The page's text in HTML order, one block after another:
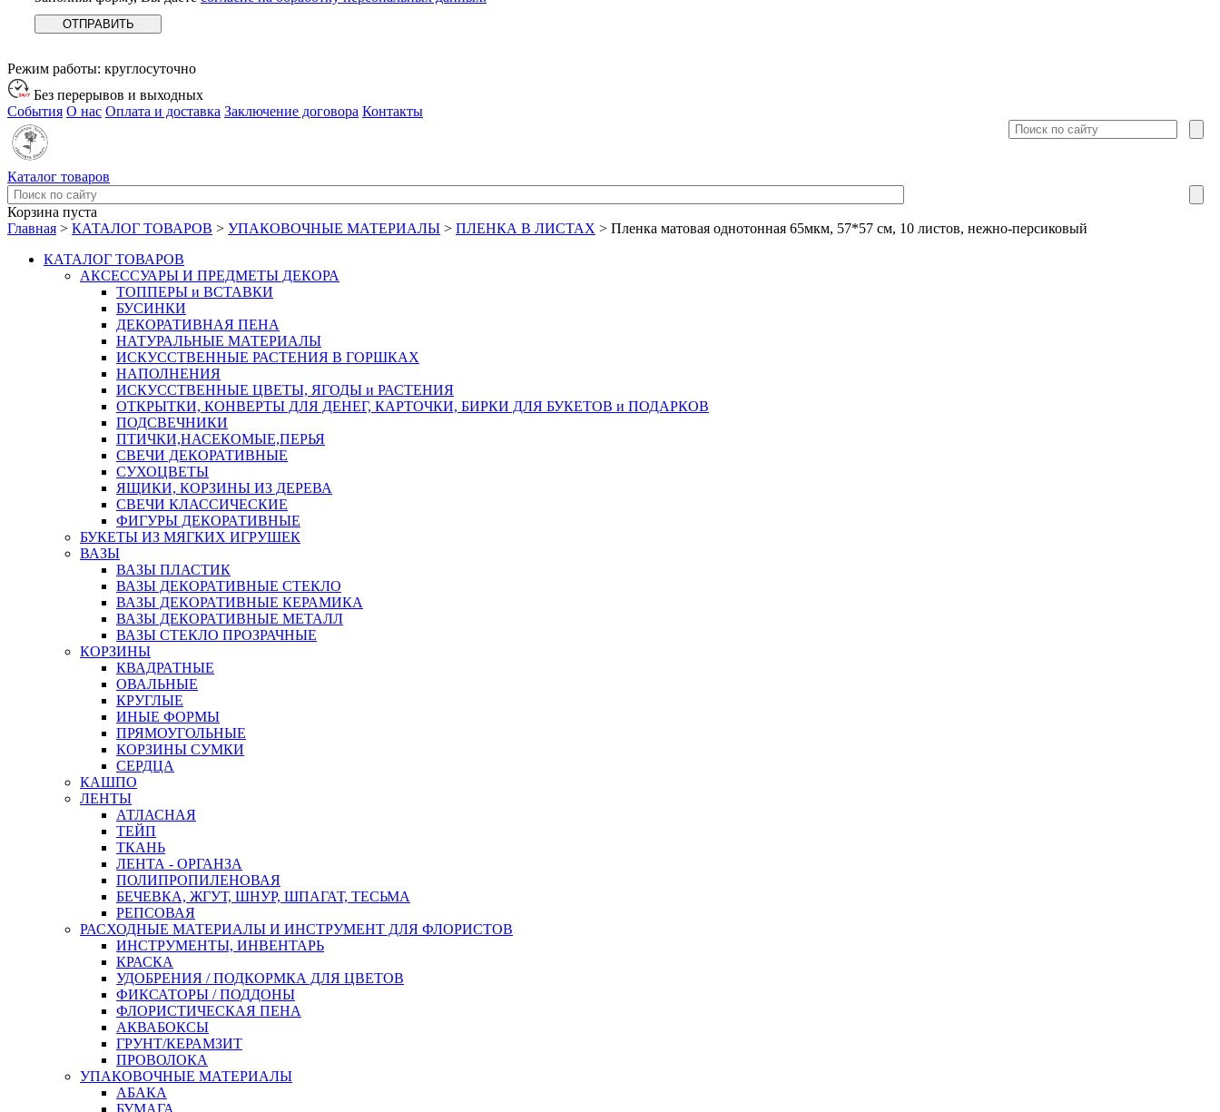
Режим работы: круглосуточно
Без перерывов и выходных
События О нас Оплата и доставка Заключение договора Контакты
Каталог товаров
Корзина пуста
Главная > КАТАЛОГ ТОВАРОВ > УПАКОВОЧНЫЕ МАТЕРИАЛЫ > ПЛЕНКА В ЛИСТАХ > Пленка матовая однотонная 65мкм, 57*57 см, 10 листов, нежно-персиковый
КАТАЛОГ ТОВАРОВ
АКСЕССУАРЫ И ПРЕДМЕТЫ ДЕКОРА
ТОППЕРЫ и ВСТАВКИ
БУСИНКИ
ДЕКОРАТИВНАЯ ПЕНА
НАТУРАЛЬНЫЕ МАТЕРИАЛЫ
ИСКУССТВЕННЫЕ РАСТЕНИЯ В ГОРШКАХ
НАПОЛНЕНИЯ
ИСКУССТВЕННЫЕ ЦВЕТЫ, ЯГОДЫ и РАСТЕНИЯ
ОТКРЫТКИ, КОНВЕРТЫ ДЛЯ ДЕНЕГ, КАРТОЧКИ, БИРКИ ДЛЯ БУКЕТОВ и ПОДАРКОВ
ПОДСВЕЧНИКИ
ПТИЧКИ,НАСЕКОМЫЕ,ПЕРЬЯ
СВЕЧИ ДЕКОРАТИВНЫЕ
СУХОЦВЕТЫ
ЯЩИКИ, КОРЗИНЫ ИЗ ДЕРЕВА
СВЕЧИ КЛАССИЧЕСКИЕ
ФИГУРЫ ДЕКОРАТИВНЫЕ
БУКЕТЫ ИЗ МЯГКИХ ИГРУШЕК
ВАЗЫ
ВАЗЫ ПЛАСТИК
ВАЗЫ ДЕКОРАТИВНЫЕ СТЕКЛО
ВАЗЫ ДЕКОРАТИВНЫЕ КЕРАМИКА
ВАЗЫ ДЕКОРАТИВНЫЕ МЕТАЛЛ
ВАЗЫ СТЕКЛО ПРОЗРАЧНЫЕ
КОРЗИНЫ
КВАДРАТНЫЕ
ОВАЛЬНЫЕ
КРУГЛЫЕ
ИНЫЕ ФОРМЫ
ПРЯМОУГОЛЬНЫЕ
КОРЗИНЫ СУМКИ
СЕРДЦА
КАШПО
ЛЕНТЫ
АТЛАСНАЯ
ТЕЙП
ТКАНЬ
ЛЕНТА - ОРГАНЗА
ПОЛИПРОПИЛЕНОВАЯ
БЕЧЕВКА, ЖГУТ, ШНУР, ШПАГАТ, ТЕСЬМА
РЕПСОВАЯ
РАСХОДНЫЕ МАТЕРИАЛЫ И ИНСТРУМЕНТ ДЛЯ ФЛОРИСТОВ
ИНСТРУМЕНТЫ, ИНВЕНТАРЬ
КРАСКА
УДОБРЕНИЯ / ПОДКОРМКА ДЛЯ ЦВЕТОВ
ФИКСАТОРЫ / ПОДДОНЫ
ФЛОРИСТИЧЕСКАЯ ПЕНА
АКВАБОКСЫ
ГРУНТ/КЕРАМЗИТ
ПРОВОЛОКА
УПАКОВОЧНЫЕ МАТЕРИАЛЫ
АБАКА
БУМАГА